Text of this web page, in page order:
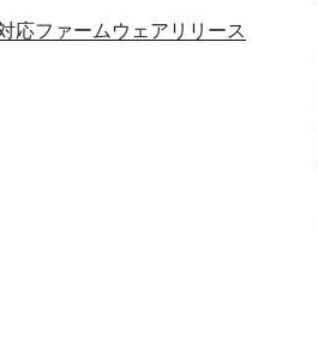
応ファームウェアリリース